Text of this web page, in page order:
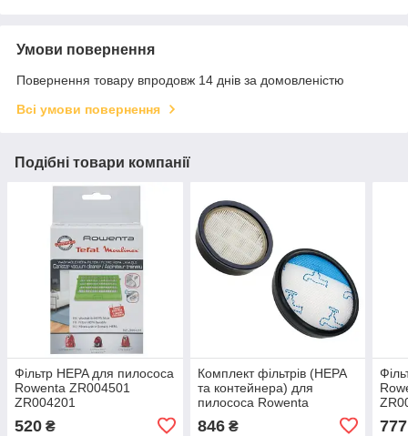
Умови повернення
Повернення товару впродовж 14 днів за домовленістю
Всі умови повернення
Подібні товари компанії
Фільтр HEPA для пилососа
Rowenta ZR004501
ZR004201
520 ₴
Комплект фільтрів (HEPA
та контейнера) для
пилососа Rowenta
846₴ 777